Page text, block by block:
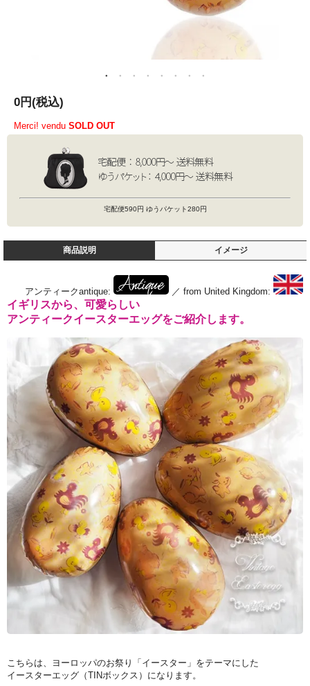
0円(税込)
Merci! vendu SOLD OUT
宅配便590円 ゆうパケット280円
商品説明 イメージ
アンティークantique: ／ from United Kingdom:
イギリスから、可愛らしい
アンティークイースターエッグをご紹介します。
こちらは、ヨーロッパのお祭り「イースター」をテーマにした
イースターエッグ（TINボックス）になります。